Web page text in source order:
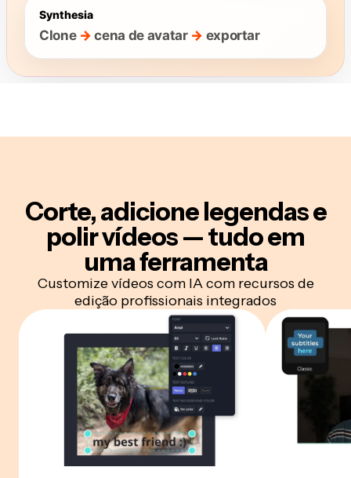
Corte, adicione legendas e
polir vídeos — tudo em
uma ferramenta
Customize vídeos com IA com recursos de
edição profissionais integrados